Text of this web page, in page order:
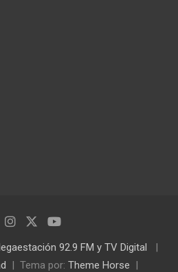
92.9 FM y TV Digital
Tema por: Theme Horse